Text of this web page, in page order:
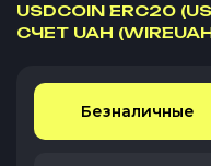
USDCOIN ERC20
СЧЕТ UAH
Безналичные